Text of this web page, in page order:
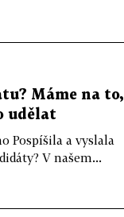
Máme na to,
udělat
Pospíšila a vyslala
V našem...